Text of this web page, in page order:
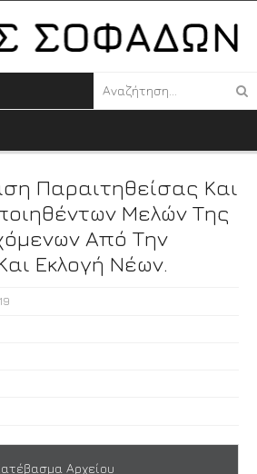
Παραιτηθείσας Και
Μελών Της
Από Την
Εκλογή Νέων.
Αρχείου